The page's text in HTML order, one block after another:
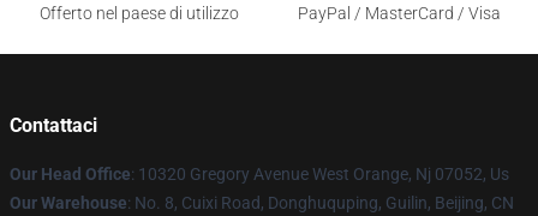
Offerto nel paese di utilizzo
PayPal / MasterCard / Visa
Contattaci
Our Head Office: 10320 Gregory Avenue West Orange, Nj 07052, Us
Our Warehouse: No. 8, Cuixi Road, Donghuquping, Guilin, Beijing, CN